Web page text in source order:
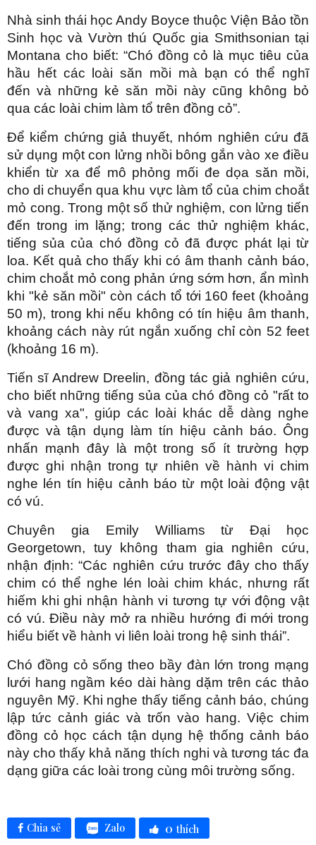
Nhà sinh thái học Andy Boyce thuộc Viện Bảo tồn
Sinh học và Vườn thú Quốc gia Smithsonian tại
Montana cho biết: “Chó đồng cỏ là mục tiêu của
hầu hết các loài săn mồi mà bạn có thể nghĩ
đến và những kẻ săn mồi này cũng không bỏ
qua các loài chim làm tổ trên đồng cỏ”.
Để kiểm chứng giả thuyết, nhóm nghiên cứu đã
sử dụng một con lửng nhồi bông gắn vào xe điều
khiển từ xa để mô phỏng mối đe dọa săn mồi,
cho di chuyển qua khu vực làm tổ của chim choắt
mỏ cong. Trong một số thử nghiệm, con lửng tiến
đến trong im lặng; trong các thử nghiệm khác,
tiếng sủa của chó đồng cỏ đã được phát lại từ
loa. Kết quả cho thấy khi có âm thanh cảnh báo,
chim choắt mỏ cong phản ứng sớm hơn, ẩn mình
khi "kẻ săn mồi" còn cách tổ tới 160 feet (khoảng
50 m), trong khi nếu không có tín hiệu âm thanh,
khoảng cách này rút ngắn xuống chỉ còn 52 feet
(khoảng 16 m).
Tiến sĩ Andrew Dreelin, đồng tác giả nghiên cứu,
cho biết những tiếng sủa của chó đồng cỏ "rất to
và vang xa", giúp các loài khác dễ dàng nghe
được và tận dụng làm tín hiệu cảnh báo. Ông
nhấn mạnh đây là một trong số ít trường hợp
được ghi nhận trong tự nhiên về hành vi chim
nghe lén tín hiệu cảnh báo từ một loài động vật
có vú.
Chuyên gia Emily Williams từ Đại học
Georgetown, tuy không tham gia nghiên cứu,
nhận định: “Các nghiên cứu trước đây cho thấy
chim có thể nghe lén loài chim khác, nhưng rất
hiếm khi ghi nhận hành vi tương tự với động vật
có vú. Điều này mở ra nhiều hướng đi mới trong
hiểu biết về hành vi liên loài trong hệ sinh thái”.
Chó đồng cỏ sống theo bầy đàn lớn trong mạng
lưới hang ngầm kéo dài hàng dặm trên các thảo
nguyên Mỹ. Khi nghe thấy tiếng cảnh báo, chúng
lập tức cảnh giác và trốn vào hang. Việc chim
đồng cỏ học cách tận dụng hệ thống cảnh báo
này cho thấy khả năng thích nghi và tương tác đa
dạng giữa các loài trong cùng môi trường sống.
Chia sẻ Zalo 0 thích